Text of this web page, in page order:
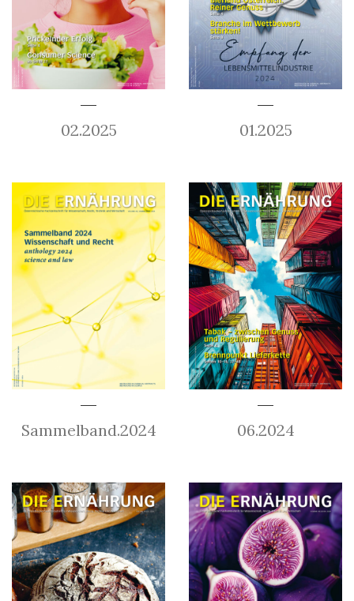
02.2025 01.2025
Sammelband.2024 06.2024